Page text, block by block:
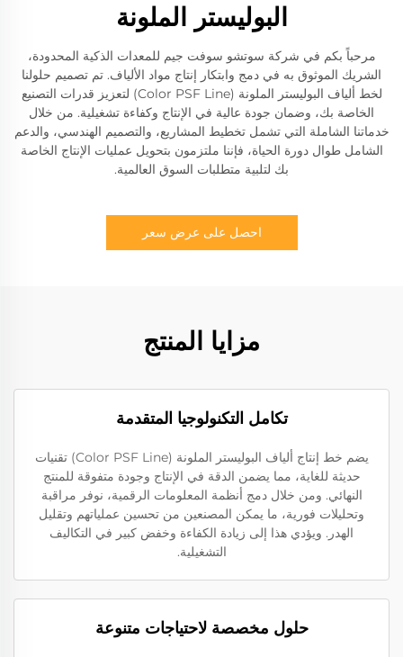
البوليستر الملونة
مرحباً بكم في شركة سوتشو سوفت جيم للمعدات الذكية المحدودة،
الشريك الموثوق به في دمج وابتكار إنتاج مواد الألياف. تم تصميم حلولنا
لخط ألياف البوليستر الملونة (Color PSF Line) لتعزيز قدرات التصنيع
الخاصة بك، وضمان جودة عالية في الإنتاج وكفاءة تشغيلية. من خلال
خدماتنا الشاملة التي تشمل تخطيط المشاريع، والتصميم الهندسي، والدعم
الشامل طوال دورة الحياة، فإننا ملتزمون بتحويل عمليات الإنتاج الخاصة
بك لتلبية متطلبات السوق العالمية.
احصل على عرض سعر
مزايا المنتج
تكامل التكنولوجيا المتقدمة
يضم خط إنتاج ألياف البوليستر الملونة (Color PSF Line) تقنيات
حديثة للغاية، مما يضمن الدقة في الإنتاج وجودة متفوقة للمنتج
النهائي. ومن خلال دمج أنظمة المعلومات الرقمية، نوفر مراقبة
وتحليلات فورية، ما يمكن المصنعين من تحسين عملياتهم وتقليل
الهدر. ويؤدي هذا إلى زيادة الكفاءة وخفض كبير في التكاليف
التشغيلية.
حلول مخصصة لاحتياجات متنوعة